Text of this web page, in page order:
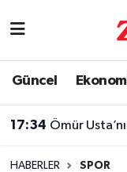
Güncel
17:34 Ömür
HABERLER SPOR
Nöbetçi